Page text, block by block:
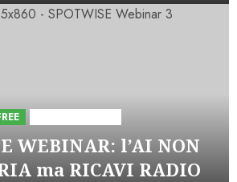
WEBINAR: l’AI NON
ma RICAVI RADIO